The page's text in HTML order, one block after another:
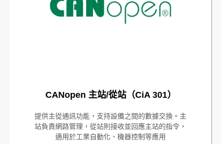
CANopen 主站/從站（CiA 301）
提供主從通訊功能，支持設備之間的數據交換。主
站負責網路管理，從站則接收並回應主站的指令，
適用於工業自動化、機器控制等應用